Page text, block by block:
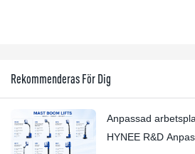
Rekommenderas För Dig
Anpassad
HYNEE R&D